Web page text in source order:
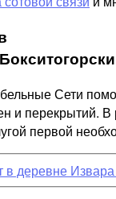
Сети
и
первой
в деревне